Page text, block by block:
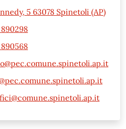
5 63078 Spinetoli (AP)